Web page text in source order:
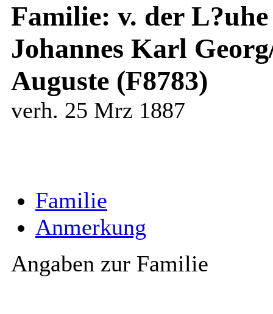
Familie: v. der
Johannes Karl
Auguste (F8783)
verh. 25 Mrz 1887
Familie
Anmerkung
Angaben zur Familie